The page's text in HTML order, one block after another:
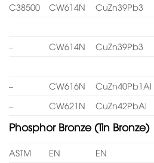
C38500
CW614N CuZn39Pb3
– CW614N CuZn39Pb3
– CW616N CuZn40Pb1Al
–
CW621N CuZn42PbAl
Phosphor Bronze (Tin Bronze)
ASTM EN EN